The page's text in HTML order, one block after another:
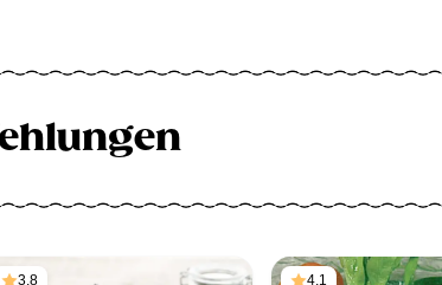
3,8 4,1